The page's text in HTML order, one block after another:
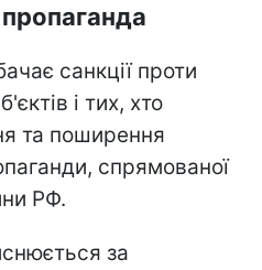
санкції проти
і тих, хто
та поширення
спрямованої
РФ.
за